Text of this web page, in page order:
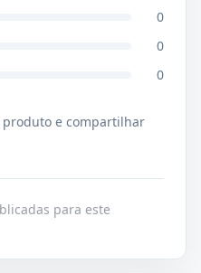
0
0
0
produto e compartilhar
para este